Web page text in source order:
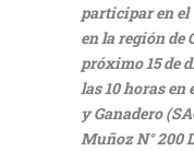
participar en el
en la región de
próximo 15 de
las 10 horas
y Ganadero
Muñoz N° 200